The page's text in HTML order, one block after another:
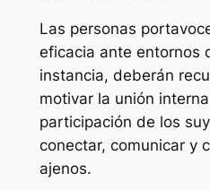
Las personas
eficacia ante entornos
instancia, deberán
motivar la unión
participación de los
conectar, comunicar y
ajenos.